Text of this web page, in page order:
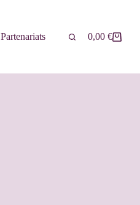
Partenariats 0,00 €